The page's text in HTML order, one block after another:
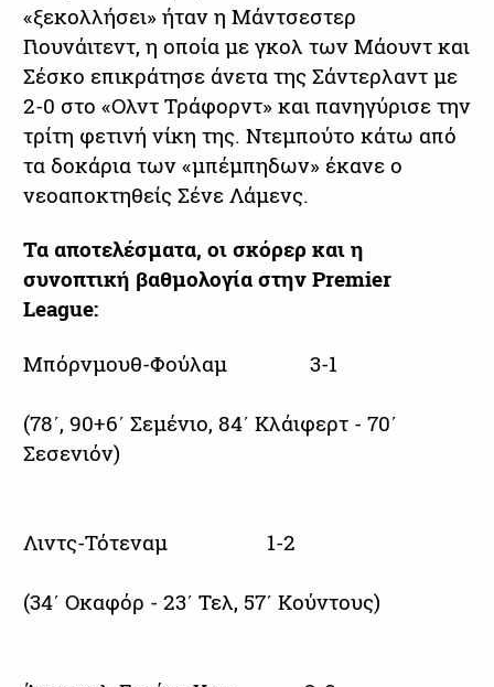
«ξεκολλήσει» ήταν η Μάντσεστερ
Γιουνάιτεντ, η οποία με γκολ των Μάουντ και
Σέσκο επικράτησε άνετα της Σάντερλαντ με
2-0 στο «Ολντ Τράφορντ» και πανηγύρισε την
τρίτη φετινή νίκη της. Ντεμπούτο κάτω από
τα δοκάρια των «μπέμπηδων» έκανε ο
νεοαποκτηθείς Σένε Λάμενς.
Τα αποτελέσματα, οι σκόρερ και η
συνοπτική βαθμολογία στην Premier
League:
Μπόρνμουθ-Φούλαμ 3-1
(78΄, 90+6΄ Σεμένιο, 84΄ Κλάιφερτ - 70΄
Σεσενιόν)
Λιντς-Τότεναμ 1-2
(34΄ Οκαφόρ - 23΄ Τελ, 57΄ Κούντους)